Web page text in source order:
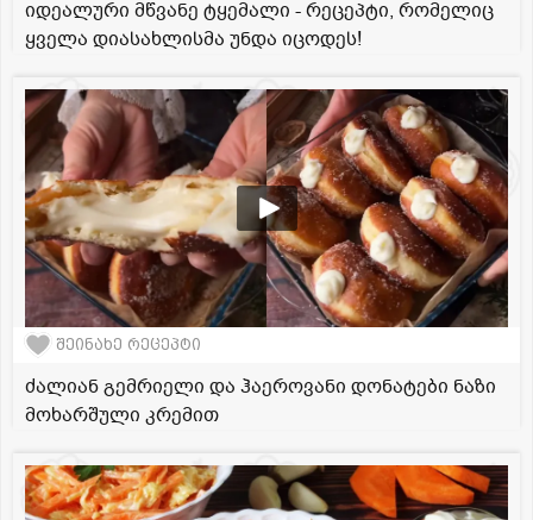
იდეალური მწვანე ტყემალი - რეცეპტი, რომელიც
ყველა დიასახლისმა უნდა იცოდეს!
შეინახე რეცეპტი
ძალიან გემრიელი და ჰაეროვანი დონატები ნაზი
მოხარშული კრემით